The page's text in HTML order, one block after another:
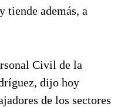
tiende además, a
Civil de la
dijo hoy
de los sectores